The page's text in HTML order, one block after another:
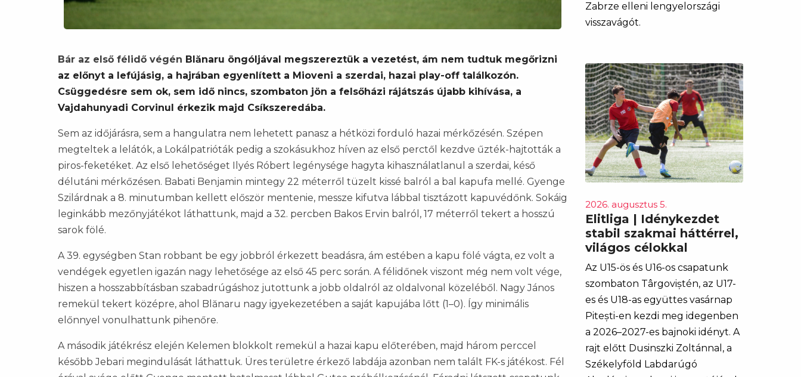
Bár az első félidő végén Blănaru öngóljával megszereztük a vezetést, ám nem tudtuk megőrizni
az előnyt a lefújásig, a hajrában egyenlített a Mioveni a szerdai, hazai play-off találkozón.
Csüggedésre sem ok, sem idő nincs, szombaton jön a felsőházi rájátszás újabb kihívása, a
Vajdahunyadi Corvinul érkezik majd Csíkszeredába.
Sem az időjárásra, sem a hangulatra nem lehetett panasz a hétközi forduló hazai mérkőzésén. Szépen
megteltek a lelátók, a Lokálpatrióták pedig a szokásukhoz híven az első perctől kezdve űzték-hajtották a
piros-feketéket. Az első lehetőséget Ilyés Róbert legénysége hagyta kihasználatlanul a szerdai, késő
délutáni mérkőzésen. Babati Benjamin mintegy 22 méterről tüzelt kissé balról a bal kapufa mellé. Gyenge
Szilárdnak a 8. minutumban kellett először mentenie, messze kifutva lábbal tisztázott kapuvédőnk. Sokáig
leginkább mezőnyjátékot láthattunk, majd a 32. percben Bakos Ervin balról, 17 méterről tekert a hosszú
sarok fölé.
A 39. egységben Stan robbant be egy jobbról érkezett beadásra, ám estében a kapu fölé vágta, ez volt a
vendégek egyetlen igazán nagy lehetősége az első 45 perc során. A félidőnek viszont még nem volt vége,
hiszen a hosszabbításban szabadrúgáshoz jutottunk a jobb oldalról az oldalvonal közeléből. Nagy János
remekül tekert középre, ahol Blănaru nagy igyekezetében a saját kapujába lőtt (1–0). Így minimális
előnnyel vonulhattunk pihenőre.
A második játékrész elején Kelemen blokkolt remekül a hazai kapu előterében, majd három perccel
később Jebari megindulását láthattuk. Üres területre érkező labdája azonban nem talált FK-s játékost. Fél
Zabrze elleni lengyelországi
visszavágót.
2026. augusztus 5.
Elitliga | Idénykezdet
stabil szakmai háttérrel,
világos célokkal
Az U15-ös és U16-os csapatunk
szombaton Târgoviștén, az U17-
es és U18-as együttes vasárnap
Pitești-en kezdi meg idegenben
a 2026–2027-es bajnoki idényt. A
rajt előtt Dusinszki Zoltánnal, a
Székelyföld Labdarúgó